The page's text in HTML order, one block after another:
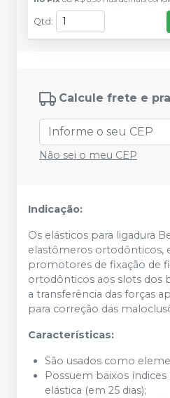
Qtd :
Calcule frete e
Não sei o meu CEP
Indicação:
Os elásticos para ligadura
elastômeros ortodônticos,
promotores de fixação de
ortodônticos aos slots dos
a transferência das forças
para correção das
Características:
São usados como
Possuem baixos
elástica (em 25 dias);